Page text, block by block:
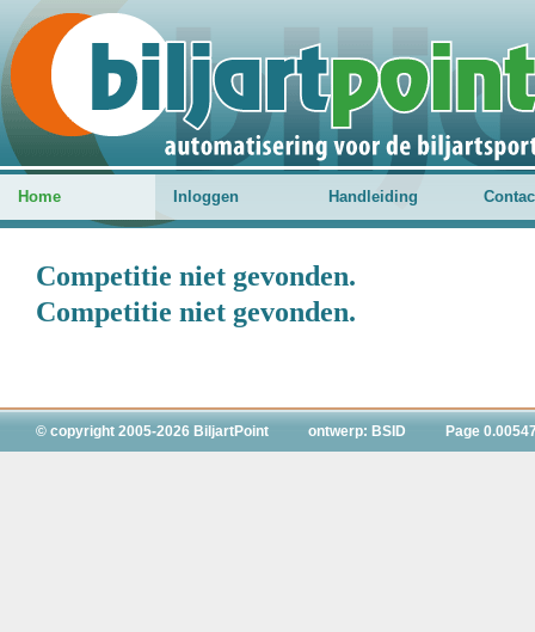
Home Inloggen Handleiding
Competitie niet gevonden.
Competitie niet gevonden.
© copyright 2005-2026 BiljartPoint ontwerp: BSID Page